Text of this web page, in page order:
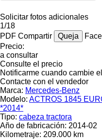
Solicitar fotos adicionales
1/18
PDF Compartir Queja
Precio:
a consultar
Consulte el precio
Notificarme cuando cambie
Contacte con el vendedor
Marca: Mercedes-Benz
Modelo: ACTROS 1845
*2014*
Tipo: cabeza tractora
Año de fabricación: 2014-02
Kilometraje: 209.000 km